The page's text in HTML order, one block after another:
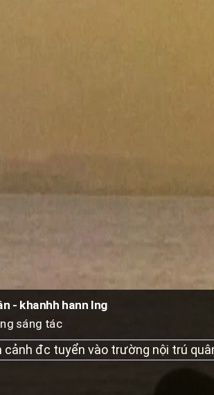
- khanhh hann lng
sáng tác
cảnh đc tuyển vào trường nội trú